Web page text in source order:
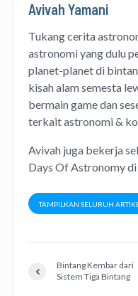
Avivah Yamani
Tukang cerita
astronomiyang dulu
planet-planet di
kisah alam semesta
bermain game dan
terkait astronomi &
Avivah juga bekerja
Days Of Astronomydi
TAMPILKAN SELURUH
Bintang Kembar dari
Sistem Tiga Bintang